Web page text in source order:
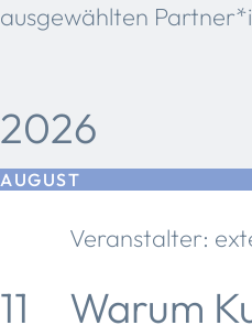
ausgewählten
2026
AUGUST
Veranstalter:
11 Warum